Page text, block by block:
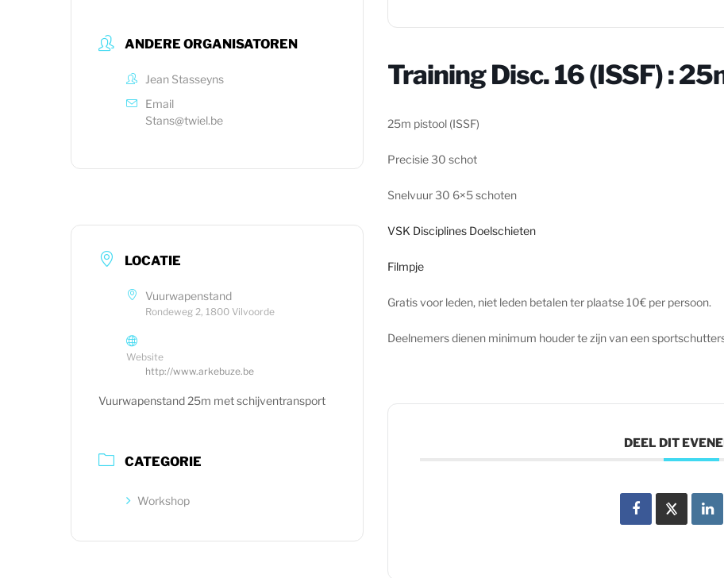
ANDERE ORGANISATOREN
Jean Stasseyns
Email
Stans@twiel.be
LOCATIE
Vuurwapenstand
Rondeweg 2, 1800 Vilvoorde
Website
http://www.arkebuze.be
Vuurwapenstand 25m met schijventransport
CATEGORIE
Workshop
Training Disc. 16 (ISSF) :
25m pistool (ISSF)
Precisie 30 schot
Snelvuur 30 6×5 schoten
VSK Disciplines Doelschieten
Filmpje
Gratis voor leden, niet leden betalen ter plaatse 10€ per persoon.
Deelnemers dienen minimum houder te zijn van een
DEEL DIT